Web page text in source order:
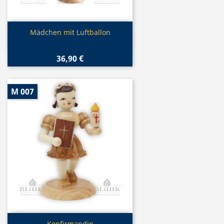
Vorschau
Mädchen mit Luftballon
36,90 €
M 007